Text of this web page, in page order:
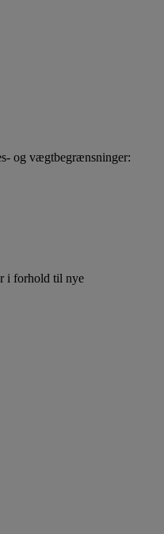
og vægtbegrænsninger:
i forhold til nye